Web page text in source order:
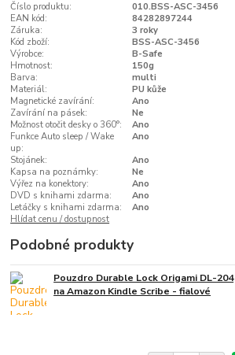
Číslo produktu:
010.BSS-ASC-3456
EAN kód:
84282897244
Záruka:
3 roky
Kód zboží:
BSS-ASC-3456
Výrobce:
B-Safe
Hmotnost:
150g
Barva:
multi
Materiál:
PU kůže
Magnetické zavírání:
Ano
Zavírání na pásek:
Ne
Možnost otočit desky o 360°:
Ano
Funkce Auto sleep / Wake
up:
Ano
Stojánek:
Ano
Kapsa na poznámky:
Ne
Výřez na konektory:
Ano
DVD s knihami zdarma:
Ano
Letáčky s knihami zdarma:
Ano
Hlídat cenu / dostupnost
Podobné produkty
Pouzdro Durable Lock Origami DL-204
na Amazon Kindle Scribe - fialové